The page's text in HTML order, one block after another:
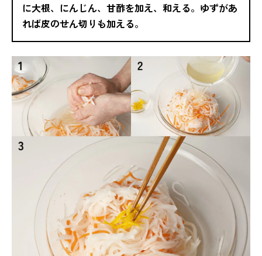
に大根、にんじん、甘酢を加え、和える。ゆずがあ
れば皮のせん切りも加える。